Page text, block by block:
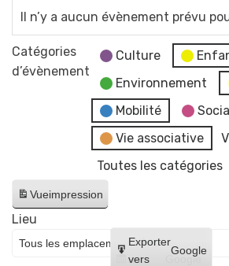
Il n’y a aucun évènement prévu
Catégories
d’évènement
Culture
Environnement
Mobilité
Vie associative
Toutes les catégories
Vueimpression
Créer
un
Google
Exporter
vers
Google
Lieu